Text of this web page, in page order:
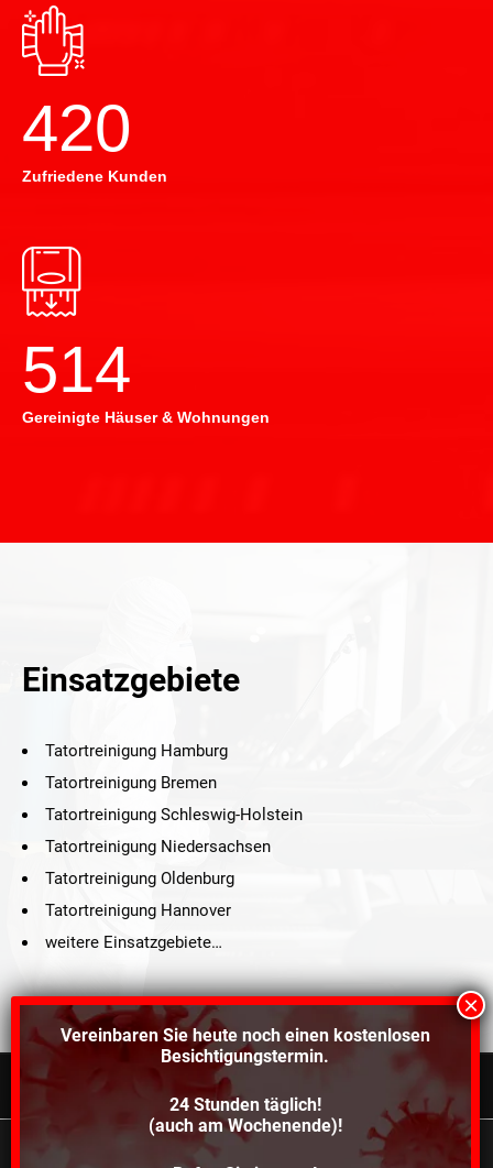
420
Zufriedene Kunden
514
Gereinigte Häuser & Wohnungen
Einsatzgebiete
Tatortreinigung Hamburg
Tatortreinigung Bremen
Tatortreinigung Schleswig-Holstein
Tatortreinigung Niedersachsen
Tatortreinigung Oldenburg
Tatortreinigung Hannover
weitere Einsatzgebiete…
©2021 Schröders Service Team Nord, All Rights Reserved.
Schroeder Service Team Nord
Vereinbaren Sie heute noch einen kostenlosen
Besichtigungstermin.
24 Stunden täglich!
(auch am Wochenende)!